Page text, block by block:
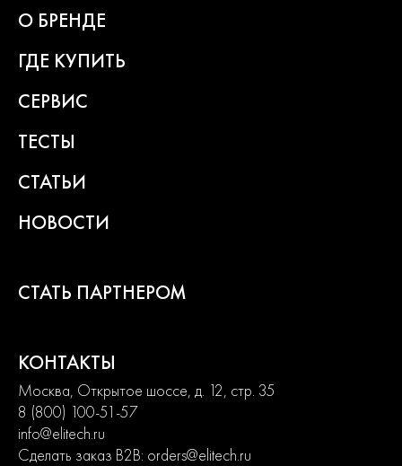
О БРЕНДЕ
ГДЕ КУПИТЬ
СЕРВИС
ТЕСТЫ
СТАТЬИ
НОВОСТИ
СТАТЬ ПАРТНЕРОМ
КОНТАКТЫ
Москва, Открытое шоссе, д. 12, стр. 35
8 (800) 100-51-57
info@elitech.ru
Сделать заказ B2B: orders@elitech.ru